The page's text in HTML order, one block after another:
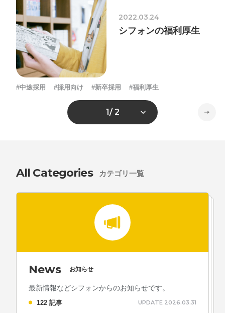
2022.03.24
シフォンの福利厚生
#中途採用 #採用向け #新卒採用 #福利厚生
1/ 2
All Categories カテゴリ一覧
News お知らせ
最新情報などシフォンからのお知らせです。
122 記事 UPDATE 2026.03.31